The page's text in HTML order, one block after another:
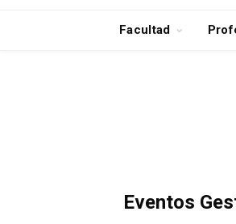
Facultad
Eventos